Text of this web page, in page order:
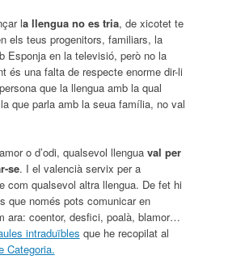
la llengua no es tria, de xicotet te
els teus progenitors, familiars, la
Esponja en la televisió, però no la
és una falta de respecte enorme dir-li
que la llengua amb la qual
que parla amb la seua família, no val
o d’odi, qualsevol llengua val per
se. I el valencià servix per a
com qualsevol altra llengua. De fet hi
que només pots comunicar en
ara: coentor, desfici, poalà, blamor…
intraduïbles que he recopilat al
Categoria.